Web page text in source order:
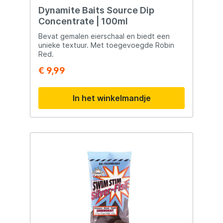
Dynamite Baits Source Dip
Concentrate | 100ml
Bevat gemalen eierschaal en biedt een
unieke textuur. Met toegevoegde Robin
Red.
€ 9,99
In het winkelmandje